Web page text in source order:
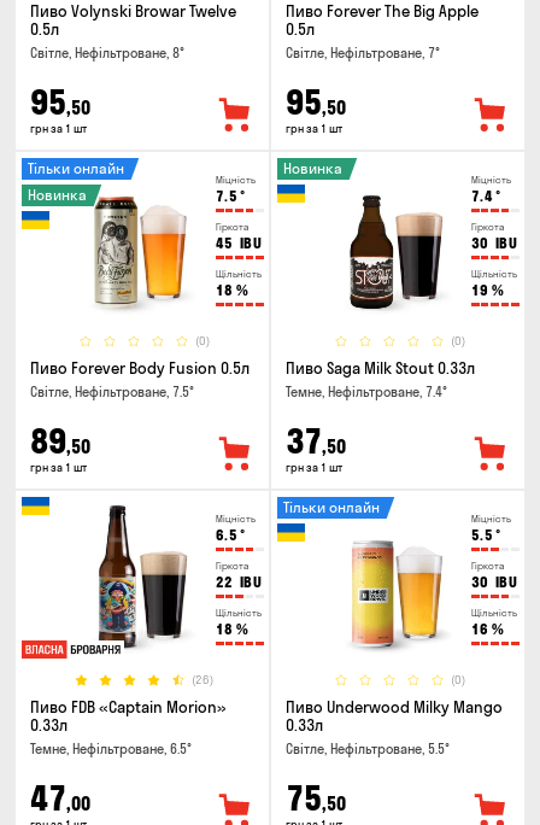
Пиво Volynski Browar Twelve
0.5л
Світле, Нефільтроване, 8°
95,50
грн за 1 шт
Пиво Forever The Big Apple
0.5л
Світле, Нефільтроване, 7°
95,50
грн за 1 шт
Міцність
7.5 °
Гіркота
45 IBU
Щільність
18 %
(0)
Тільки онлайн
Новинка
Пиво Forever Body Fusion 0.5л
Світле, Нефільтроване, 7.5°
89,50
грн за 1 шт
Міцність
7.4°
Гіркота
30 IBU
Щільність
19 %
(0)
Новинка
Пиво Saga Milk Stout 0.33л
Темне, Нефільтроване, 7.4°
37,50
грн за 1 шт
Міцність
6.5 °
Гіркота
22 IBU
Щільність
18 %
(26)
Пиво FDB «Captain Morion»
0.33л
Темне, Нефільтроване, 6.5°
47,00
Міцність
5.5 °
Гіркота
30 IBU
Щільність
16 %
(0)
Тільки онлайн
Пиво Underwood Milky Mango
0.33л
Світле, Нефільтроване, 5.5°
75,50